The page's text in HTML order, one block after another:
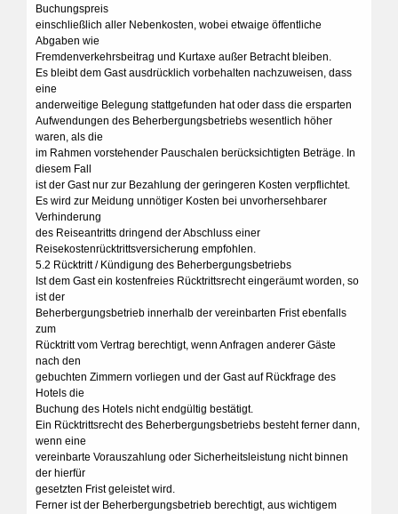
Buchungspreis
einschließlich aller Nebenkosten, wobei etwaige öffentliche
Abgaben wie
Fremdenverkehrsbeitrag und Kurtaxe außer Betracht bleiben.
Es bleibt dem Gast ausdrücklich vorbehalten nachzuweisen, dass
eine
anderweitige Belegung stattgefunden hat oder dass die ersparten
Aufwendungen des Beherbergungsbetriebs wesentlich höher
waren, als die
im Rahmen vorstehender Pauschalen berücksichtigten Beträge. In
diesem Fall
ist der Gast nur zur Bezahlung der geringeren Kosten verpflichtet.
Es wird zur Meidung unnötiger Kosten bei unvorhersehbarer
Verhinderung
des Reiseantritts dringend der Abschluss einer
Reisekostenrücktrittsversicherung empfohlen.
5.2 Rücktritt / Kündigung des Beherbergungsbetriebs
Ist dem Gast ein kostenfreies Rücktrittsrecht eingeräumt worden, so
ist der
Beherbergungsbetrieb innerhalb der vereinbarten Frist ebenfalls
zum
Rücktritt vom Vertrag berechtigt, wenn Anfragen anderer Gäste
nach den
gebuchten Zimmern vorliegen und der Gast auf Rückfrage des
Hotels die
Buchung des Hotels nicht endgültig bestätigt.
Ein Rücktrittsrecht des Beherbergungsbetriebs besteht ferner dann,
wenn eine
vereinbarte Vorauszahlung oder Sicherheitsleistung nicht binnen
der hierfür
gesetzten Frist geleistet wird.
Ferner ist der Beherbergungsbetrieb berechtigt, aus wichtigem